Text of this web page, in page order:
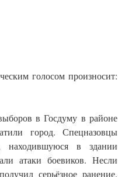
голосом произносит:
в Госдуму в районе
город. Спецназовцы
находившуюся в здании
атаки боевиков. Несли
серьёзное ранение.